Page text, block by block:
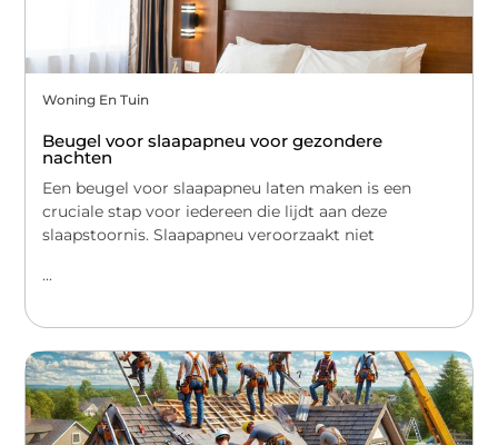
Woning En Tuin
Beugel voor slaapapneu voor gezondere
nachten
Een beugel voor slaapapneu laten maken is een
cruciale stap voor iedereen die lijdt aan deze
slaapstoornis. Slaapapneu veroorzaakt niet
...